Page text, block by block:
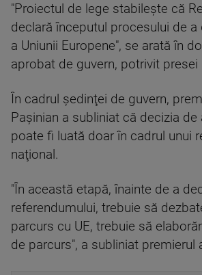
"Proiectul de lege stabileşte că
declară începutul procesului de
a Uniunii Europene", se arată în
aprobat de guvern, potrivit presei
În cadrul şedinţei de guvern,
Paşinian a subliniat că decizia de
poate fi luată doar în cadrul unui
naţional.
"În această etapă, înainte de a
referendumului, trebuie să
parcurs cu UE, trebuie să
de parcurs", a subliniat premierul